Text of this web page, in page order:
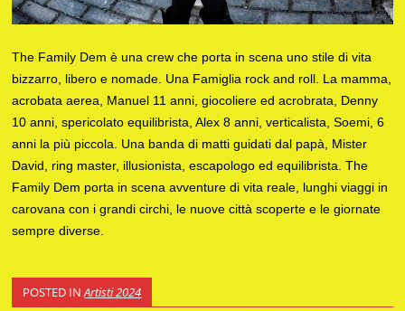
The Family Dem è una crew che porta in scena uno stile di vita
bizzarro, libero e nomade. Una Famiglia rock and roll. La mamma,
acrobata aerea, Manuel 11 anni, giocoliere ed acrobrata, Denny
10 anni, spericolato equilibrista, Alex 8 anni, verticalista, Soemi, 6
anni la più piccola. Una banda di matti guidati dal papà, Mister
David, ring master, illusionista, escapologo ed equilibrista. The
Family Dem porta in scena avventure di vita reale, lunghi viaggi in
carovana con i grandi circhi, le nuove città scoperte e le giornate
sempre diverse.
POSTED INArtisti 2024